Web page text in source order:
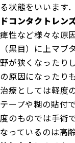
る状態をいいます
ドコンタクトレン
痺性など様々な原
（黒目）に上マ
野が狭くなったり
の原因になったり
治療としては軽度
テープや糊の貼付
度のものでは手術
なっているのは高